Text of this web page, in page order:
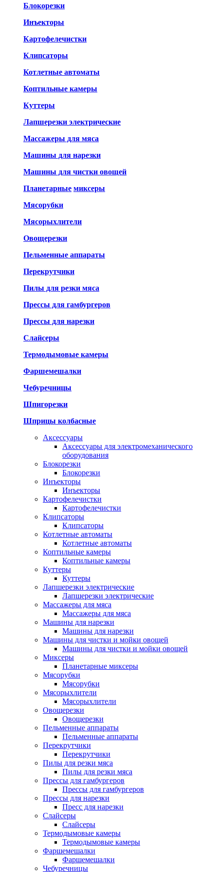
Блокорезки
Инъекторы
Картофелечистки
Клипсаторы
Котлетные автоматы
Коптильные камеры
Куттеры
Лапшерезки электрические
Массажеры для мяса
Машины для нарезки
Машины для чистки овощей
Планетарные миксеры
Мясорубки
Мясорыхлители
Овощерезки
Пельменные аппараты
Перекрутчики
Пилы для резки мяса
Прессы для гамбургеров
Прессы для нарезки
Слайсеры
Термодымовые камеры
Фаршемешалки
Чебуречницы
Шпигорезки
Шприцы колбасные
Аксессуары
Аксессуары для электромеханического
оборудования
Блокорезки
Блокорезки
Инъекторы
Инъекторы
Картофелечистки
Картофелечистки
Клипсаторы
Клипсаторы
Котлетные автоматы
Котлетные автоматы
Коптильные камеры
Коптильные камеры
Куттеры
Куттеры
Лапшерезки электрические
Лапшерезки электрические
Массажеры для мяса
Массажеры для мяса
Машины для нарезки
Машины для нарезки
Машины для чистки и мойки овощей
Машины для чистки и мойки овощей
Миксеры
Планетарные миксеры
Мясорубки
Мясорубки
Мясорыхлители
Мясорыхлители
Овощерезки
Овощерезки
Пельменные аппараты
Пельменные аппараты
Перекрутчики
Перекрутчики
Пилы для резки мяса
Пилы для резки мяса
Прессы для гамбургеров
Прессы для гамбургеров
Прессы для нарезки
Пресс для нарезки
Слайсеры
Слайсеры
Термодымовые камеры
Термодымовые камеры
Фаршемешалки
Фаршемешалки
Чебуречницы